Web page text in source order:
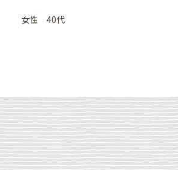
女性 40代